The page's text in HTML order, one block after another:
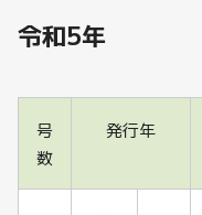
令和5年
号
数
発行年